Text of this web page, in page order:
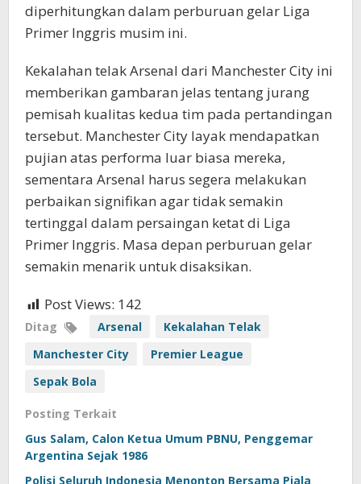
diperhitungkan dalam perburuan gelar Liga
Primer Inggris musim ini.
Kekalahan telak Arsenal dari Manchester City ini
memberikan gambaran jelas tentang jurang
pemisah kualitas kedua tim pada pertandingan
tersebut. Manchester City layak mendapatkan
pujian atas performa luar biasa mereka,
sementara Arsenal harus segera melakukan
perbaikan signifikan agar tidak semakin
tertinggal dalam persaingan ketat di Liga
Primer Inggris. Masa depan perburuan gelar
semakin menarik untuk disaksikan.
Post Views: 142
Ditag Arsenal
Kekalahan Telak
Manchester City
Premier League
Sepak Bola
Posting Terkait
Gus Salam, Calon Ketua Umum PBNU, Penggemar
Argentina Sejak 1986
Polisi Seluruh Indonesia Menonton Bersama Piala